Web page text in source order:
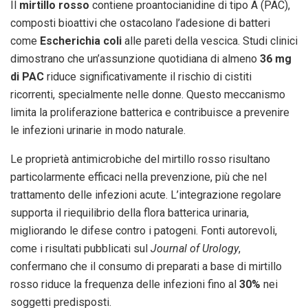
mirtillo rosso contiene proantocianidine di tipo A (PAC),
composti bioattivi che ostacolano l’adesione di batteri
come Escherichia coli alle pareti della vescica. Studi clinici
dimostrano che un’assunzione quotidiana di almeno 36 mg
di PAC riduce significativamente il rischio di cistiti
ricorrenti, specialmente nelle donne. Questo meccanismo
limita la proliferazione batterica e contribuisce a prevenire
le infezioni urinarie in modo naturale.
Le proprietà antimicrobiche del mirtillo rosso risultano
particolarmente efficaci nella prevenzione, più che nel
trattamento delle infezioni acute. L’integrazione regolare
supporta il riequilibrio della flora batterica urinaria,
migliorando le difese contro i patogeni. Fonti autorevoli,
come i risultati pubblicati sul Journal of Urology,
confermano che il consumo di preparati a base di mirtillo
rosso riduce la frequenza delle infezioni fino al 30% nei
soggetti predisposti.